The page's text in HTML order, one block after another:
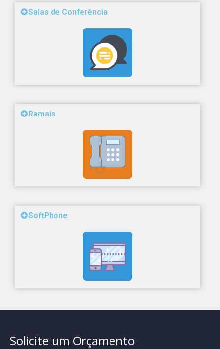
Salas de Conferência
Ramais
SoftPhone
Solicite um Orçamento